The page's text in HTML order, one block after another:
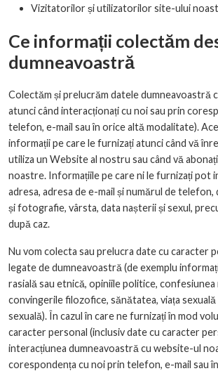
Vizitatorilor și utilizatorilor site-ului
Ce informații colectăm
dumneavoastră
Colectăm și prelucrăm datele dumneavoastră
atunci când interacționați cu noi sau prin
telefon, e-mail sau în orice altă modalitate).
informații pe care le furnizați atunci când vă
utiliza un Website al nostru sau când vă
noastre. Informațiile pe care ni le furnizați pot
adresa, adresa de e-mail și numărul de
și fotografie, vârsta, data nașterii și sexul,
după caz.
Nu vom colecta sau prelucra date cu caracter
legate de dumneavoastră (de exemplu
rasială sau etnică, opiniile politice, confesiunea
convingerile filozofice, sănătatea, viața
sexuală). În cazul în care ne furnizați în mod
caracter personal (inclusiv date cu caracter
interacțiunea dumneavoastră cu website-ul
corespondența cu noi prin telefon, e-mail sau